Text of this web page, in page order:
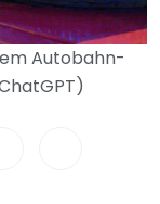
Autobahn-